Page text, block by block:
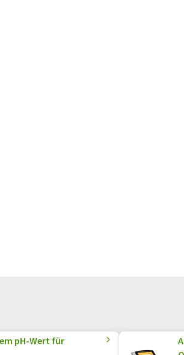
pH-Wert für